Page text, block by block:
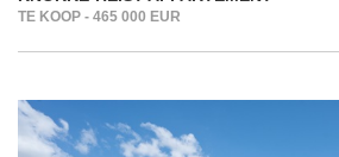
TE KOOP - 465 000 EUR